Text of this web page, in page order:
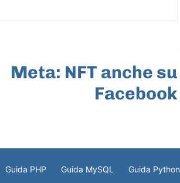
Meta: NFT anche su
Facebook
Guida PHP Guida MySQL Guida Python